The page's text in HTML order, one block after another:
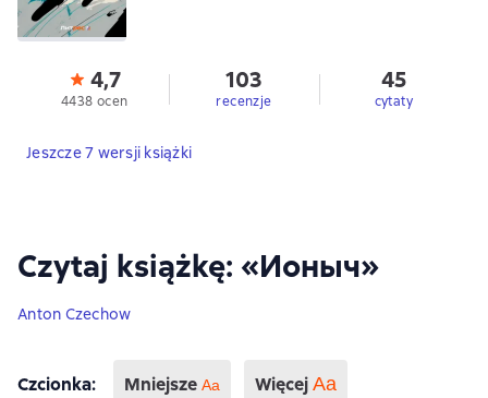
Czytaj książkę: «Ионыч»
Anton Czechow
Czcionka: Mniejsze Aa Więcej Аа
4,7
4438 ocen
103
recenzje
45
cytaty
Jeszcze 7 wersji książki